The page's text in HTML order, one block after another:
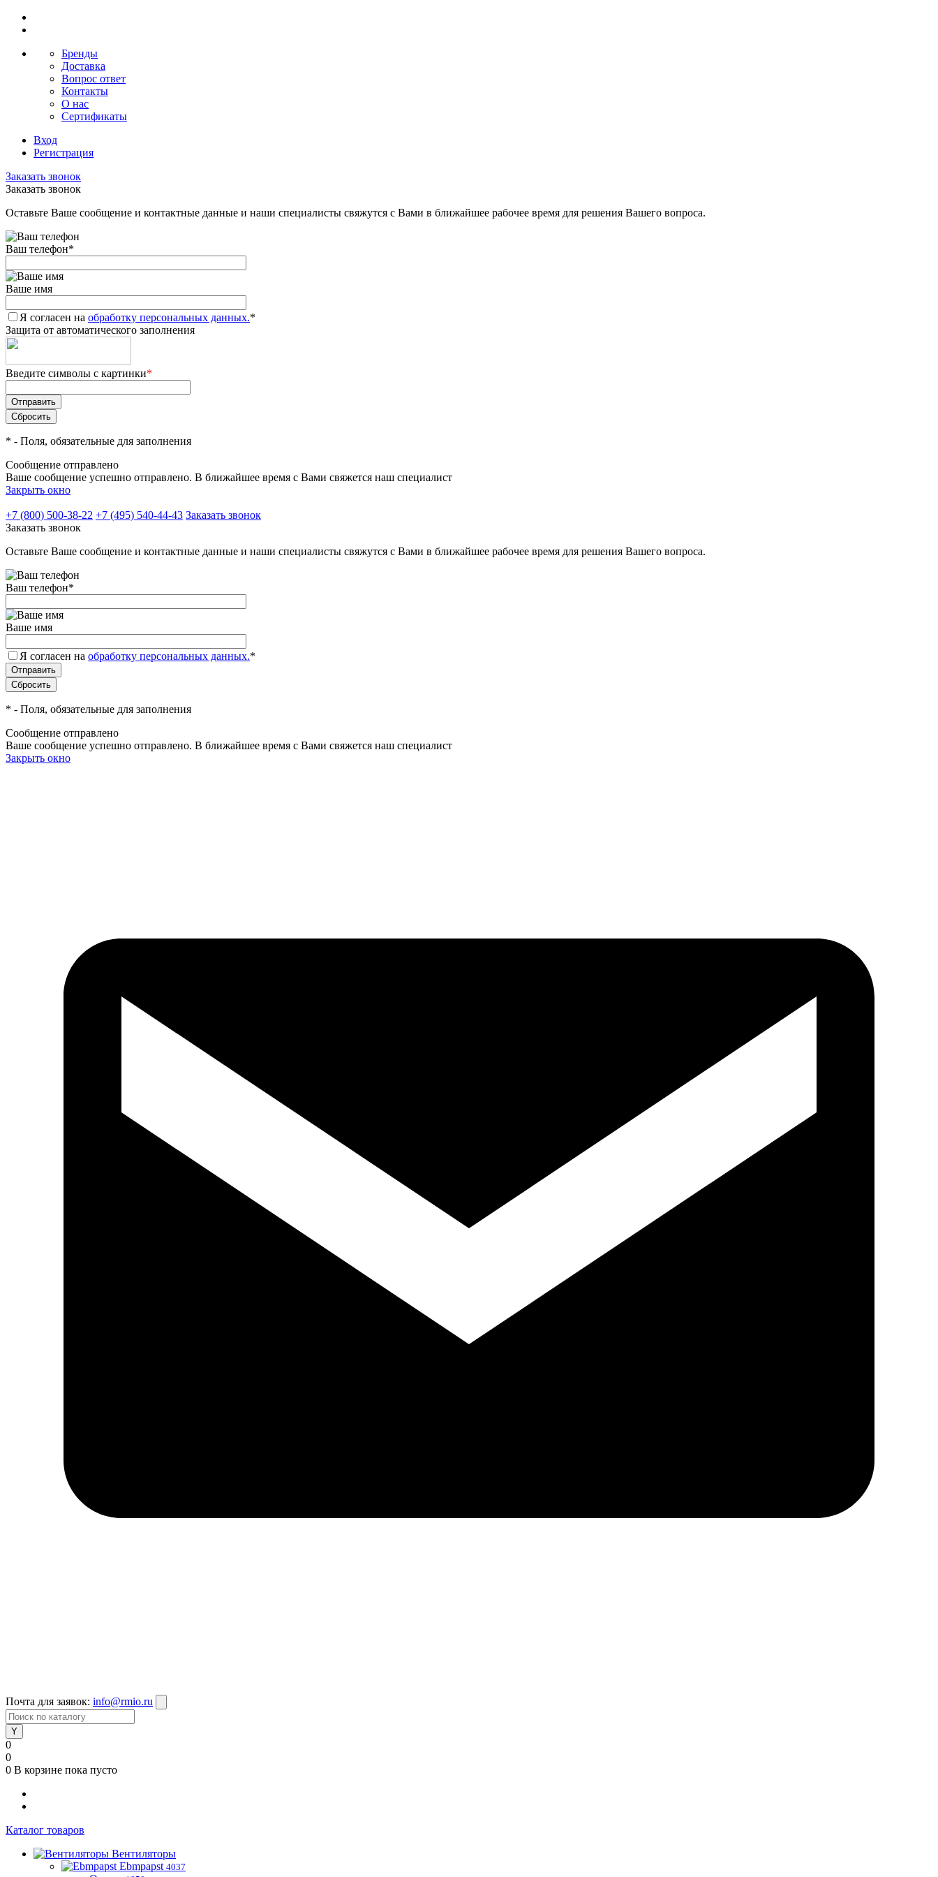
Бренды
Доставка
Вопрос ответ
Контакты
О нас
Сертификаты
Вход
Регистрация
Заказать звонок
Заказать звонок
Оставьте Ваше сообщение и контактные данные и наши специалисты свяжутся с Вами в ближайшее рабочее время для решения Вашего вопроса.
Ваш телефон*
Ваше имя
Я согласен на обработку персональных данных.*
Защита от автоматического заполнения
Введите символы с картинки*
* - Поля, обязательные для заполнения
Сообщение отправлено
Ваше сообщение успешно отправлено. В ближайшее время с Вами свяжется наш специалист
Закрыть окно
+7 (800) 500-38-22 +7 (495) 540-44-43 Заказать звонок
Заказать звонок
Оставьте Ваше сообщение и контактные данные и наши специалисты свяжутся с Вами в ближайшее рабочее время для решения Вашего вопроса.
Ваш телефон*
Ваше имя
Я согласен на обработку персональных данных.*
* - Поля, обязательные для заполнения
Сообщение отправлено
Ваше сообщение успешно отправлено. В ближайшее время с Вами свяжется наш специалист
Закрыть окно
Почта для заявок: info@rmio.ru
0
0
0 В корзине пока пусто
Каталог товаров
Вентиляторы
Ebmpapst 4037